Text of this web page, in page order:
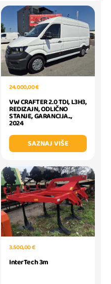
24.000,00 €
VW CRAFTER 2.0 TDI, L3H3,
REDIZAJN, ODLIČNO
STANJE, GARANCIJA..,
2024
SAZNAJ VIŠE
3.500,00 €
InterTech 3m